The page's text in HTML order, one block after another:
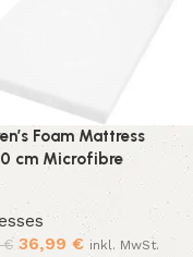
Foam Mattress
cm Microfibre
€ 36,99 € inkl. MwSt.